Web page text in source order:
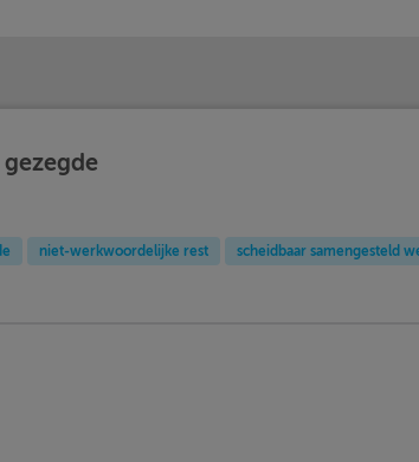
niet-werkwoordelijke rest scheidbaar samengesteld